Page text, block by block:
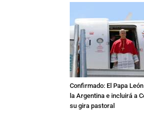
Confirmado: El Papa
la Argentina e incluirá a
su gira pastoral